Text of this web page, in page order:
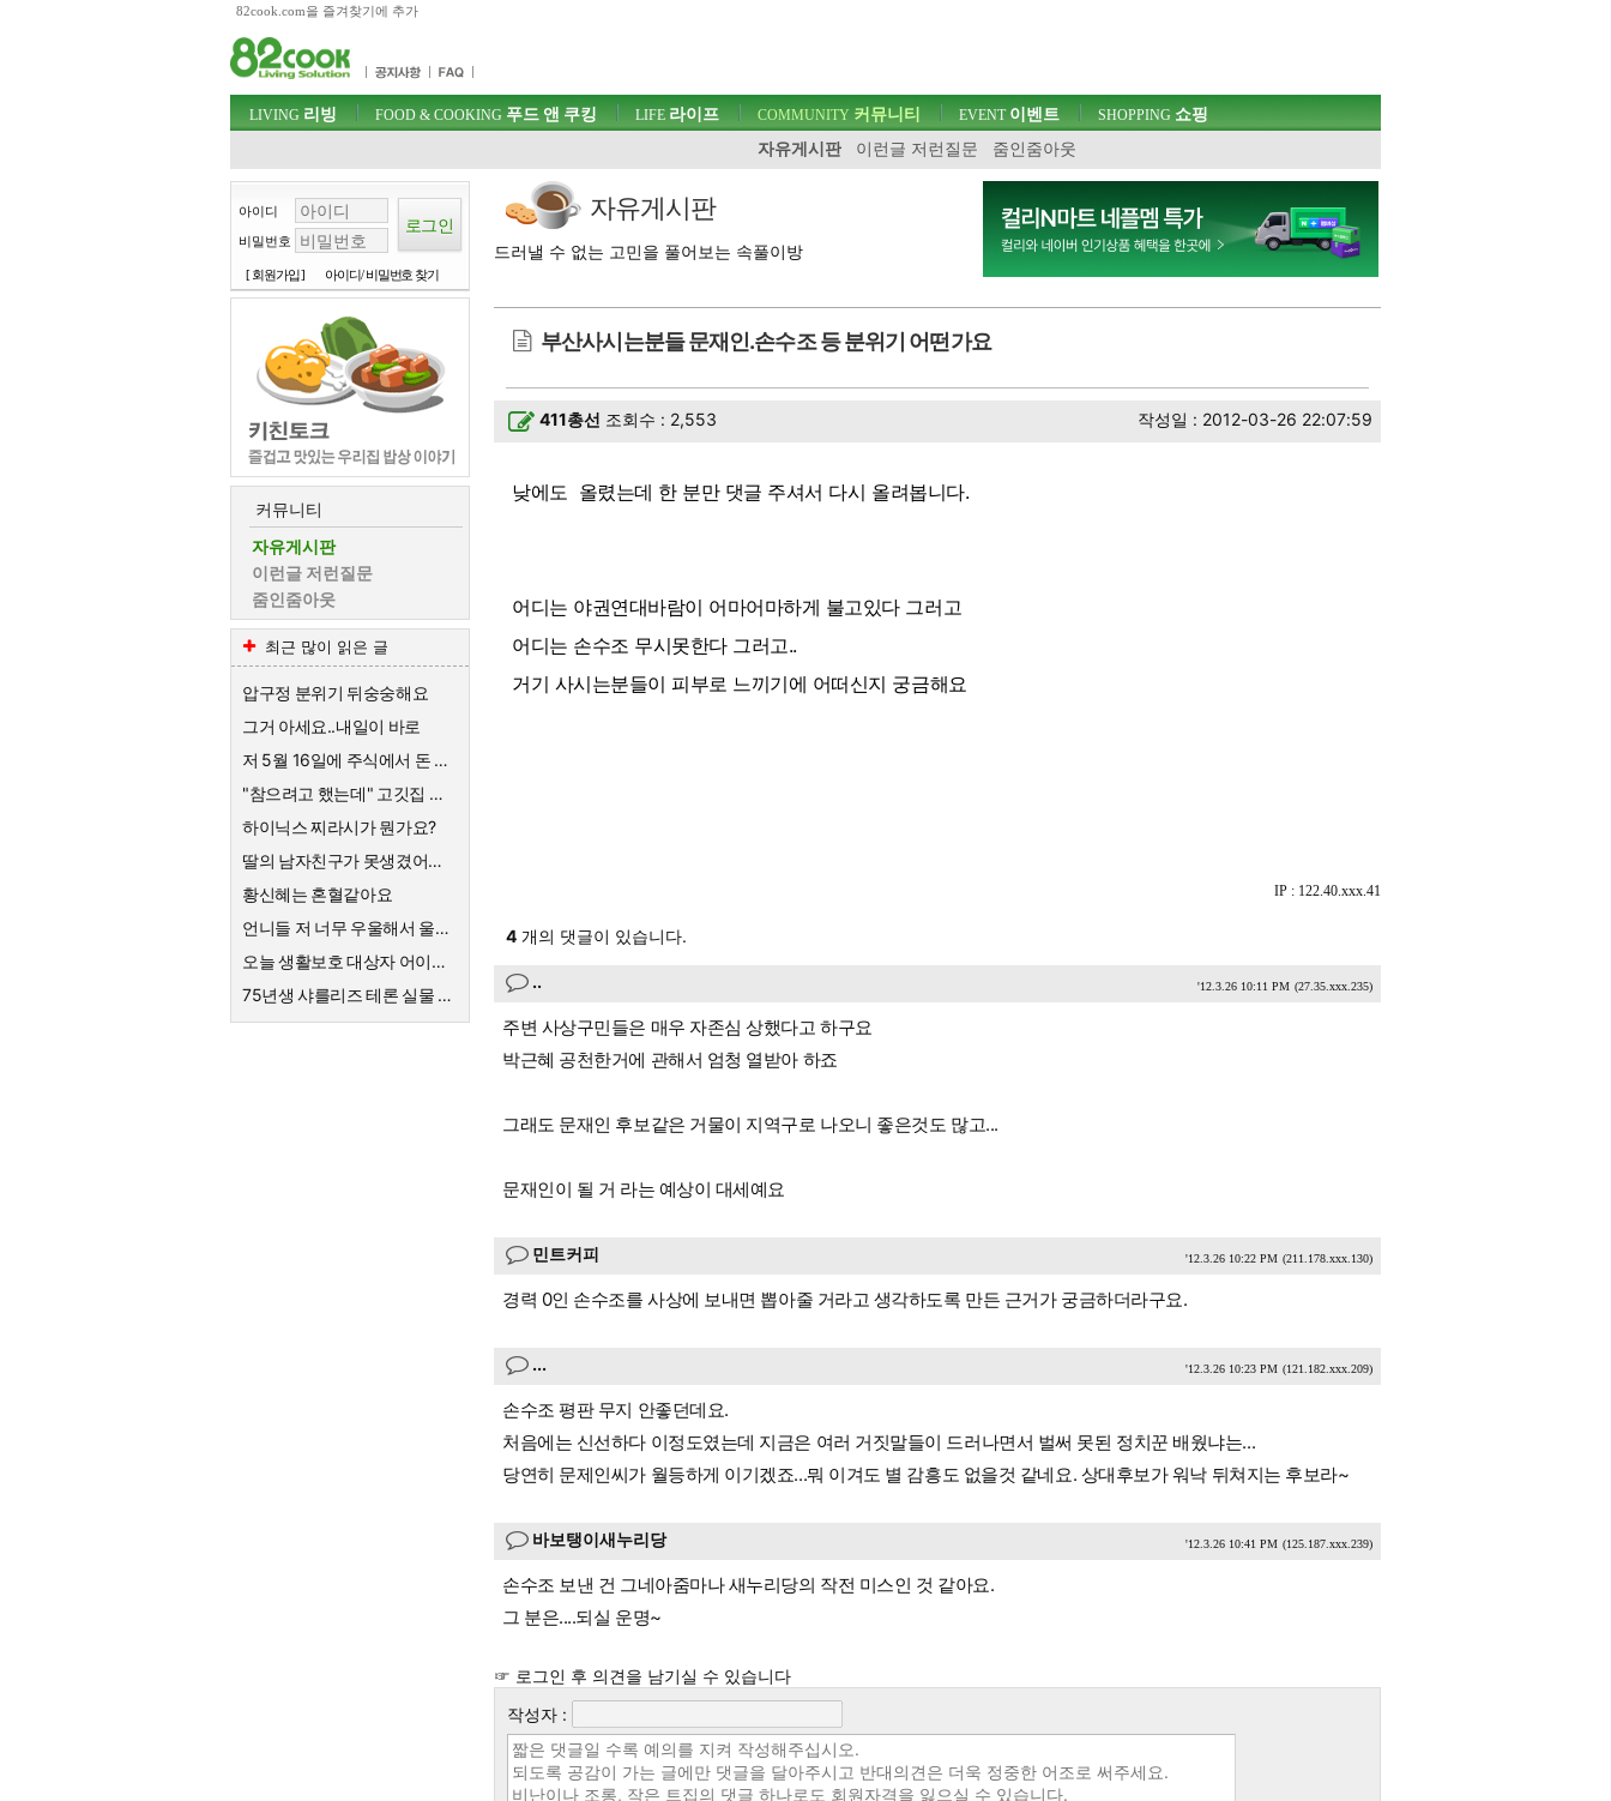
82cook.com을 즐겨찾기에 추가
주메뉴 바로가기
컨텐츠 바로가기
검색 바로가기
로그인 바로가기
주메뉴
LIVING 리빙 FOOD & COOKING 푸드 앤 쿠킹 LIFE 라이프 COMMUNITY 커뮤니티
자유게시판
이런글 저런질문 줌인줌아웃
EVENT이벤트 SHOPPING 쇼핑
아이디
비밀번호
[ 회원가입 ] 아이디/ 비밀번호 찾기
커뮤니티
자유게시판
이런글 저런질문
줌인줌아웃
최근 많이 읽은 글
압구정 분위기 뒤숭숭해요
그거 아세요..내일이 바로
저 5월 16일에 주식에서 돈 90% 뺐다고 글 올렸어요
"참으려고 했는데" 고깃집 사장님 결국 CCTV 공개한 이유
하이닉스 찌라시가 뭔가요?
딸의 남자친구가 못생겼어요 ㅡㆍㅡ
황신혜는 혼혈같아요
언니들 저 너무 우울해서 울어요
오늘 생활보호 대상자 어이없는 헤택을 들었어요
75년생 샤를리즈 테론 실물 엄청나네요
자유게시판
드러낼 수 없는 고민을 풀어보는 속풀이방
부산사시는분들 문재인.손수조 등 분위기 어떤가요
411총선 조회수 : 2,553 작성일 : 2012-03-26 22:07:59
낮에도 올렸는데 한 분만 댓글 주셔서 다시 올려봅니다.
어디는 야권연대바람이 어마어마하게 불고있다 그러고
어디는 손수조 무시못한다 그러고..
거기 사시는분들이 피부로 느끼기에 어떠신지 궁금해요
IP : 122.40.xxx.41
4 개의 댓글이 있습니다.
.. '12.3.26 10:11 PM (27.35.xxx.235)
주변 사상구민들은 매우 자존심 상했다고 하구요
박근혜 공천한거에 관해서 엄청 열받아 하죠
그래도 문재인 후보같은 거물이 지역구로 나오니 좋은것도 많고...
문재인이 될 거 라는 예상이 대세예요
민트커피 '12.3.26 10:22 PM (211.178.xxx.130)
경력 0인 손수조를 사상에 보내면 뽑아줄 거라고 생각하도록 만든 근거가 궁금하더라구요.
... '12.3.26 10:23 PM (121.182.xxx.209)
손수조 평판 무지 안좋던데요.
처음에는 신선하다 이정도였는데 지금은 여러 거짓말들이 드러나면서 벌써 못된 정치꾼 배웠냐는...
당연히 문제인씨가 월등하게 이기겠죠...뭐 이겨도 별 감흥도 없을것 같네요. 상대후보가 워낙 뒤쳐지는 후보라~
바보탱이새누리당 '12.3.26 10:41 PM (125.187.xxx.239)
손수조 보낸 건 그네아줌마나 새누리당의 작전 미스인 것 같아요.
그 분은....되실 운명~
☞ 로그인 후 의견을 남기실 수 있습니다
작성자 :